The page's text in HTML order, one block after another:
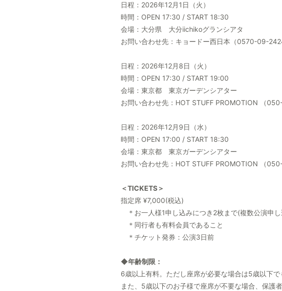
日程：2026年12月1日（火）
時間：OPEN 17:30 / START 18:30
会場：大分県 大分iichikoグランシアタ
お問い合わせ先：キョードー西日本（0570-09-
日程：2026年12月8日（火）
時間：OPEN 17:30 / START 19:00
会場：東京都 東京ガーデンシアター
お問い合わせ先：HOT STUFF PROMOTION （
日程：2026年12月9日（水）
時間：OPEN 17:00 / START 18:30
会場：東京都 東京ガーデンシアター
お問い合わせ先：HOT STUFF PROMOTION （
＜TICKETS＞
指定席 ¥7,000(税込)
＊お一人様1申し込みにつき2枚まで(複数公演申
＊同行者も有料会員であること
＊チケット発券：公演3日前
◆年齢制限：
6歳以上有料。ただし座席が必要な場合は5歳以下で
また、5歳以下のお子様で座席が不要な場合、保護